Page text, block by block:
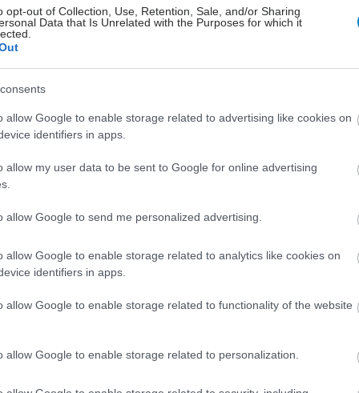
opt-out of Collection, Use, Retention, Sale, and/or Sharing
Data that Is Unrelated with the Purposes for which it
allow Google to enable storage related to advertising like cookies on
identifiers in apps.
allow my user data to be sent to Google for online advertising
allow Google to send me personalized advertising.
allow Google to enable storage related to analytics like cookies on
identifiers in apps.
allow Google to enable storage related to functionality of the website
allow Google to enable storage related to personalization.
χωρίς να τον ακουμπήσετε. Λυγίστε τα πόδια αλλά
την πλάτη σας ίσια. Επιστρέψτε στην αρχική σας
10-12 επαναλήψεις.
γάμπες
Κοιτώντας μπροστά, η πλάτη σας πρέπει να είναι
αργά στις μύτες των ποδιών, προσπαθώντας να
20 φορές. Αν νιώθετε “τράβηγμα” στις
ότι κάνετε την άσκηση σωστά.
σήμερα
στη Ρόδο: ''Σε ενάμιση χρόνο, το νοσοκομείο θα
'Αμεσα μέτρα για την αντιμετώπιση των